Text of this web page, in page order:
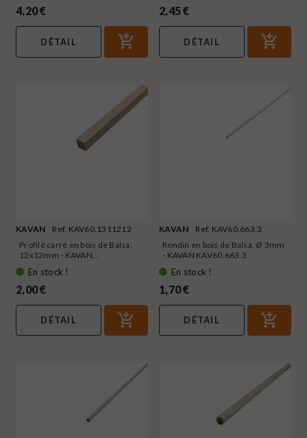
4,20 €
DÉTAIL
2,45 €
DÉTAIL
KAVAN
Ref. KAV60.1311212
Profilé carré en bois de Balsa,
12x12mm - KAVAN...
En stock !
2,00 €
DÉTAIL
KAVAN
Ref. KAV60.663.3
Rondin en bois de Balsa, Ø 3mm
- KAVAN KAV60.663.3
En stock !
1,70 €
DÉTAIL